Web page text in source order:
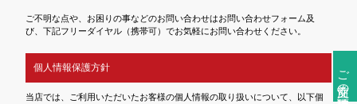
ご注文前の確認事項
ご不明な点や、お困りの事などのお問い合わせはお問い合わせフォーム及
び、下記フリーダイヤル（携帯可）でお気軽にお問い合わせください。
個人情報保護方針
当店では、ご利用いただいたお客様の個人情報の取り扱いについて、以下個